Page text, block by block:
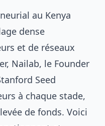
au Kenya
dense
et de réseaux
Nailab, le Founder
Seed
à chaque stade,
de fonds. Voici